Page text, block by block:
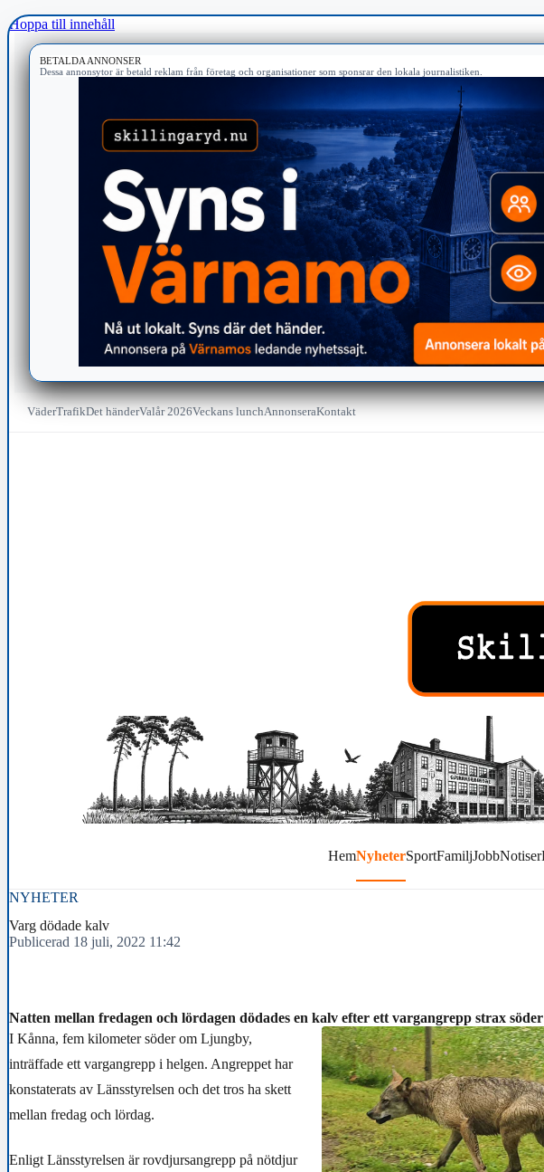
Hoppa till innehåll
BETALDA ANNONSER
Dessa annonsytor är betald reklam från företag och organisationer som sponsrar den lokala journalistiken.
VäderTrafikDet händerValår 2026Veckans lunchAnnonseraKontakt
HemNyheterSportFamiljJobbNotiser
NYHETER
Varg dödade kalv
Publicerad 18 juli, 2022 11:42
Natten mellan fredagen och lördagen dödades en kalv efter ett vargangrepp strax
I Kånna, fem kilometer söder om Ljungby,
inträffade ett vargangrepp i helgen. Angreppet har
konstaterats av Länsstyrelsen och det tros ha skett
mellan fredag och lördag.
Enligt Länsstyrelsen är rovdjursangrepp på nötdjur